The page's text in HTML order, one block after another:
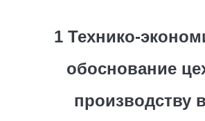
1 Технико-
обоснование
производству